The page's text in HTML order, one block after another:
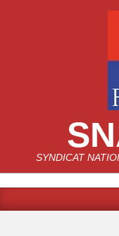
SYNDICAT